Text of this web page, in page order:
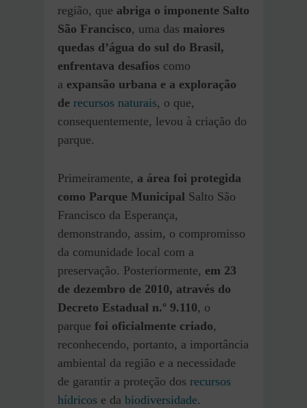
região, que abriga o imponente Salto
São Francisco, uma das maiores
quedas d’água do sul do Brasil,
enfrentava desafios como
a expansão urbana e a exploração
de recursos naturais, o que,
consequentemente, levou à criação do
parque.
Primeiramente, a área foi protegida
como Parque Municipal Salto São
Francisco da Esperança,
demonstrando, assim, o compromisso
da comunidade local com a
preservação. Posteriormente, em 23
de dezembro de 2010, através do
Decreto Estadual n.º 9.110, o
parque foi oficialmente criado,
reconhecendo, portanto, a importância
ambiental da região e a necessidade
de garantir a proteção dos recursos
hídricos e da biodiversidade.